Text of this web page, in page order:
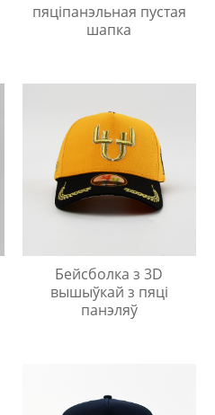
пяціпанэльная пустая
шапка
Бейсболка з 3D
вышыўкай з пяці
панэляў